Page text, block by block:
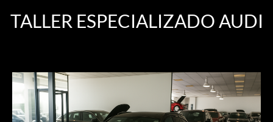
TALLER ESPECIALIZADO AUDI